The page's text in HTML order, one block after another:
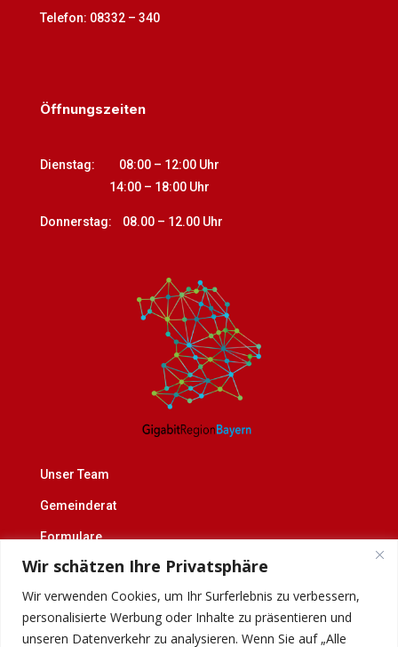
Wir schätzen Ihre Privatsphäre
Wir verwenden Cookies, um Ihr Surferlebnis zu verbessern,
personalisierte Werbung oder Inhalte zu präsentieren und
unseren Datenverkehr zu analysieren. Wenn Sie auf „Alle
Telefon: 08332 – 340
Öffnungszeiten
Dienstag: 08:00 – 12:00 Uhr
14:00 – 18:00 Uhr
Donnerstag: 08.00 – 12.00 Uhr
Unser Team
Gemeinderat
Formulare
Blättle
Datenschutz & Impressum